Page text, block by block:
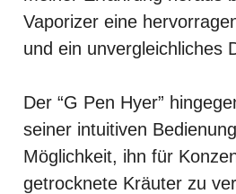
Vaporizer eine
und ein unvergleichliches
Der “G Pen Hyer”
seiner intuitiven
Möglichkeit, ihn für
getrocknete Kräuter zu